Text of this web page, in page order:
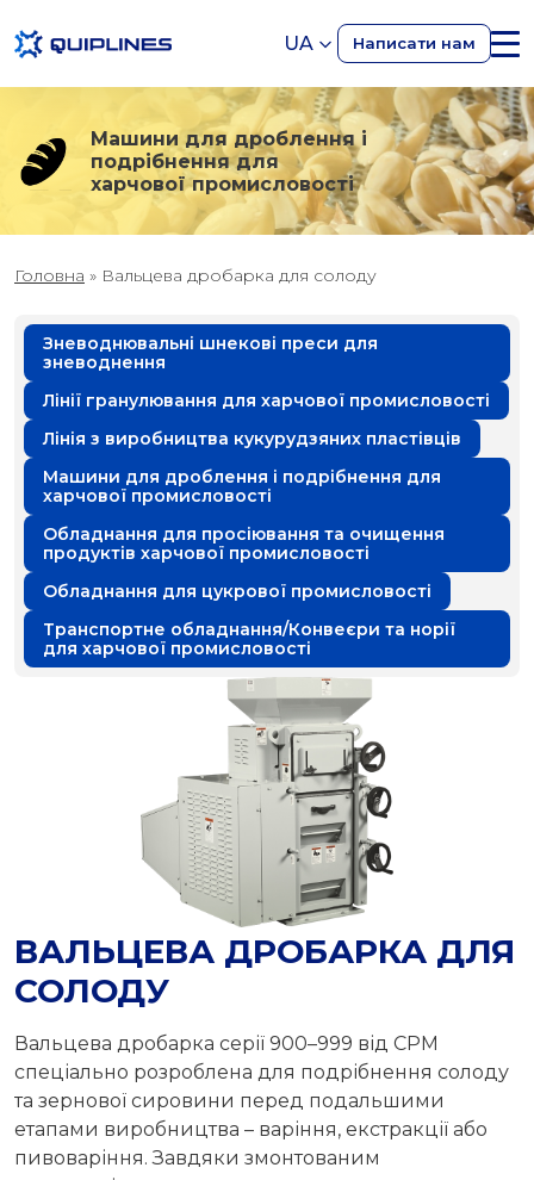
UA Написати нам
Машини для дроблення і
подрібнення для
харчової промисловості
Головна » Вальцева дробарка для солоду
Зневоднювальні шнекові преси для
зневоднення
Лінії гранулювання для харчової промисловості
Лінія з виробництва кукурудзяних пластівців
Машини для дроблення і подрібнення для
харчової промисловості
Обладнання для просіювання та очищення
продуктів харчової промисловості
Обладнання для цукрової промисловості
Транспортне обладнання/Конвеєри та норії
для харчової промисловості
ВАЛЬЦЕВА ДРОБАРКА ДЛЯ
СОЛОДУ
Вальцева дробарка серії 900–999 від CPM
спеціально розроблена для подрібнення солоду
та зернової сировини перед подальшими
етапами виробництва – варіння, екстракції або
пивоваріння. Завдяки змонтованим